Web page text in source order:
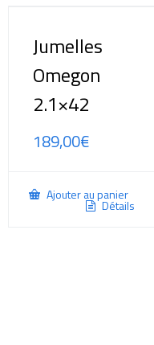
Jumelles
Omegon
2.1×42
189,00€
Ajouter au panier
Détails